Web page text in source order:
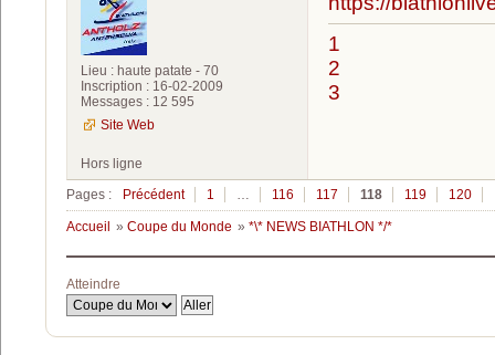
Lieu : haute patate - 70
Inscription : 16-02-2009
Messages : 12 595
Site Web
1
2
3
Hors ligne
Pages :
Précédent 1 … 116 117 118 119 120
Accueil » Coupe du Monde » *\* NEWS BIATHLON */*
Atteindre